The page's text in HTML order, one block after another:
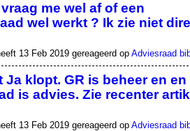
me wel af of een
wel werkt ? Ik zie niet
13 Feb 2019 gereageerd op Adviesraad
Ja klopt. GR is beheer en en
is advies. Zie recenter
13 Feb 2019 gereageerd op Adviesraad